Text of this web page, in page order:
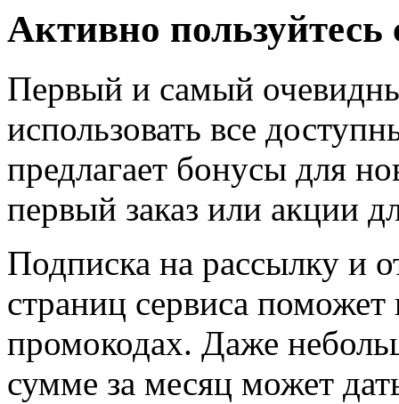
Активно
Первый и самый
использовать все
предлагает бонусы для
первый заказ или акции
Подписка на рассылку и
страниц сервиса
промокодах. Даже
сумме за месяц может